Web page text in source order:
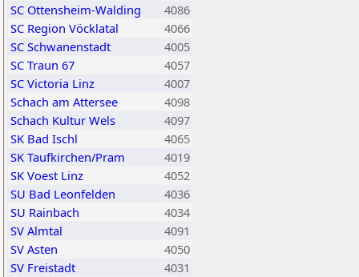
SC Ottensheim-Walding
4086
SC Region Vöcklatal
4066
SC Schwanenstadt
4005
SC Traun 67
4057
SC Victoria Linz
4007
Schach am Attersee
4098
Schach Kultur Wels
4097
SK Bad Ischl
4065
SK Taufkirchen/Pram
4019
SK Voest Linz
4052
SU Bad Leonfelden
4036
SU Rainbach
4034
SV Almtal
4091
SV Asten
4050
SV Freistadt
4031